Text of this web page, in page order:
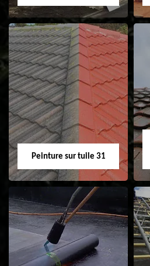
Nettoyage et
ravalement de
façade 31
Peinture sur tuile 31
Peinture sur tuile
31